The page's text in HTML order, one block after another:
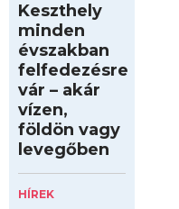
Keszthely
minden
évszakban
felfedezésre
vár – akár
vízen,
földön vagy
levegőben
HÍREK